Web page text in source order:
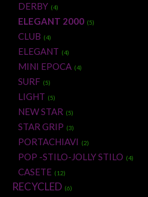
DERBY (4)
ELEGANT 2000 (5)
CLUB (4)
ELEGANT (4)
MINI EPOCA (4)
SURF (5)
LIGHT (5)
NEW STAR (5)
STAR GRIP (3)
PORTACHIAVI (2)
POP -STILO-JOLLY STILO (4)
CASETE (12)
RECYCLED (6)